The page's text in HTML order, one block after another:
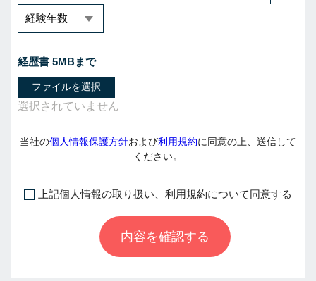
経歴書 5MBまで
ファイルを選択
当社の個人情報保護方針および利用規約に同意の上、送信して
ください。
上記個人情報の取り扱い、利用規約について同意する
内容を確認する